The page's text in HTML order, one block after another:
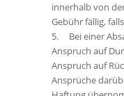
innerhalb von
Gebühr fällig,
5. Bei einer
Anspruch auf
Anspruch auf
Ansprüche